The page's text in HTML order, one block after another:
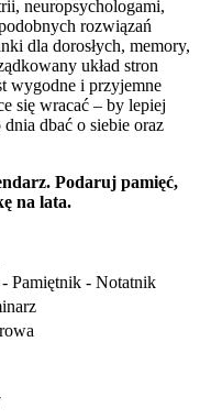
neuropsychologami,
rozwiązań
dla dorosłych, memory,
układ stron
wygodne i przyjemne
się wracać – by lepiej
dbać o siebie oraz
Podaruj pamięć,
na lata.
Pamiętnik - Notatnik